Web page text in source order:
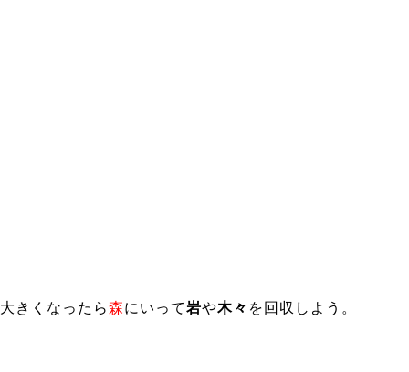
大きくなったら森にいって岩や木々 を回収しよう。